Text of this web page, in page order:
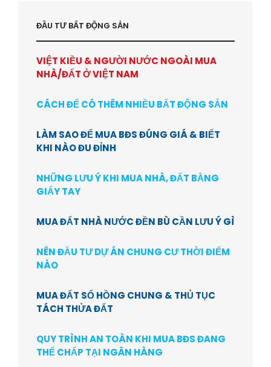
ĐẦU TƯ BẤT ĐỘNG SẢN
VIỆT KIỀU & NGƯỜI NƯỚC NGOÀI MUA
NHÀ/ĐẤT Ở VIỆT NAM
CÁCH ĐỂ CÓ THÊM NHIỀU BẤT ĐỘNG SẢN
LÀM SAO ĐỂ MUA BĐS ĐÚNG GIÁ & BIẾT
KHI NÀO ĐU ĐỈNH
NHỮNG LƯU Ý KHI MUA NHÀ, ĐẤT BẰNG
GIẤY TAY
MUA ĐẤT NHÀ NƯỚC ĐỀN BÙ CẦN LƯU Ý GÌ
NÊN ĐẦU TƯ DỰ ÁN CHUNG CƯ THỜI ĐIỂM
NÀO
MUA ĐẤT SỔ HỒNG CHUNG & THỦ TỤC
TÁCH THỬA ĐẤT
QUY TRÌNH AN TOÀN KHI MUA BĐS ĐANG
THẾ CHẤP TẠI NGÂN HÀNG